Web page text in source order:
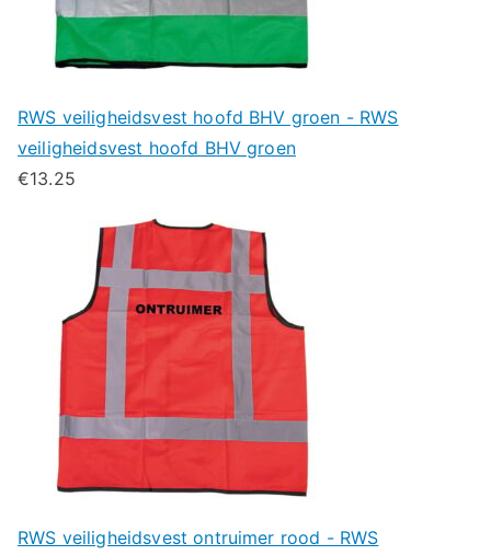
RWS veiligheidsvest hoofd BHV groen - RWS
veiligheidsvest hoofd BHV groen
€13.25
RWS veiligheidsvest ontruimer rood - RWS